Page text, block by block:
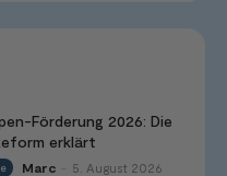
Förderung 2026: Die
erklärt
Marc 5. August 2026